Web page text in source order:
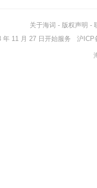
关于海词 - 版权声明 -
年 11 月 27 日开始服务 沪ICP